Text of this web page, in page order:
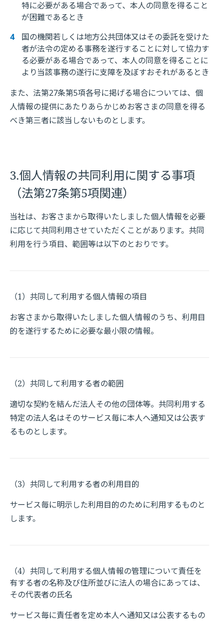
特に必要がある場合であって、本人の同意を得ること
が困難であるとき
国の機関若しくは地方公共団体又はその委託を受けた
者が法令の定める事務を遂行することに対して協力す
る必要がある場合であって、本人の同意を得ることに
より当該事務の遂行に支障を及ぼすおそれがあるとき
また、法第27条第5項各号に掲げる場合については、個
人情報の提供にあたりあらかじめお客さまの同意を得る
べき第三者に該当しないものとします。
3.個人情報の共同利用に関する事項
（法第27条第5項関連）
当社は、お客さまから取得いたしました個人情報を必要
に応じて共同利用させていただくことがあります。共同
利用を行う項目、範囲等は以下のとおりです。
（1）共同して利用する個人情報の項目
お客さまから取得いたしました個人情報のうち、利用目
的を遂行するために必要な最小限の情報。
（2）共同して利用する者の範囲
適切な契約を結んだ法人その他の団体等。共同利用する
特定の法人名はそのサービス毎に本人へ通知又は公表す
るものとします。
（3）共同して利用する者の利用目的
サービス毎に明示した利用目的のために利用するものと
します。
（4）共同して利用する個人情報の管理について責任を
有する者の名称及び住所並びに法人の場合にあっては、
その代表者の氏名
サービス毎に責任者を定め本人へ通知又は公表するもの